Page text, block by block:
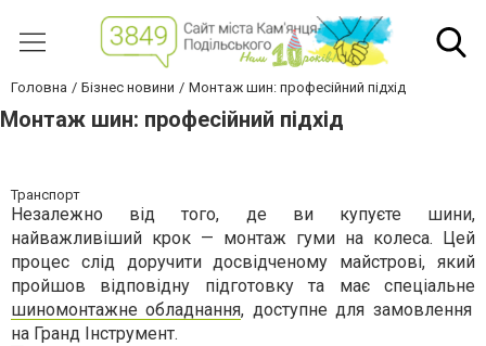
Головна Бізнес новини Монтаж шин: професійний підхід
Монтаж шин: професійний підхід
Транспорт
Незалежно від того, де ви купуєте шини,
найважливіший крок — монтаж гуми на колеса. Цей
процес слід доручити досвідченому майстрові, який
пройшов відповідну підготовку та має спеціальне
шиномонтажне обладнання, доступне для замовлення
на Гранд Інструмент.